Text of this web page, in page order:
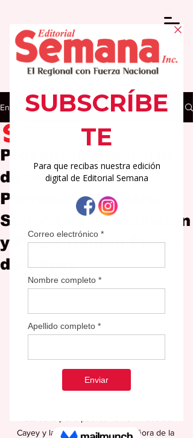
Entrada
Presentan itinerario
de actividades
Parroquia Nuestra
Señora de la Asunción
y Plaza Ramón Frade
de Cayey
3 min de lectura
Cayey y la parroquia Nuestra Señora de la